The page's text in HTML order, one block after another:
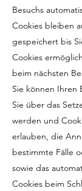
Besuchs
Cookies bleiben
gespeichert bis
Cookies
beim nächsten
Sie können Ihren
Sie über das
werden und
erlauben, die
bestimmte Fälle
sowie das
Cookies beim